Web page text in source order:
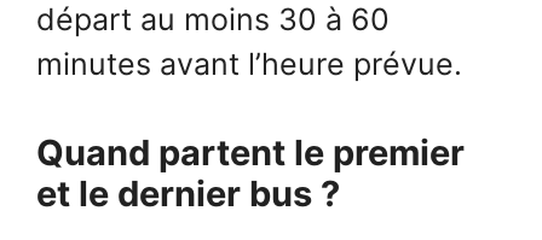
départ au moins 30 à 60
minutes avant l’heure prévue.
Quand partent le premier
et le dernier bus ?